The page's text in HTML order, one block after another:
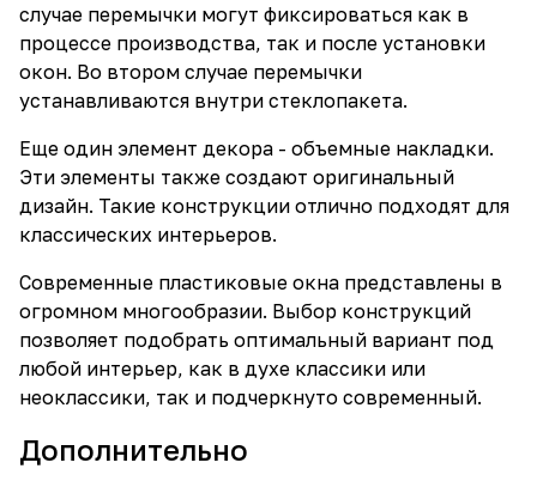
случае перемычки могут фиксироваться как в
процессе производства, так и после установки
окон. Во втором случае перемычки
устанавливаются внутри стеклопакета.
Еще один элемент декора - объемные накладки.
Эти элементы также создают оригинальный
дизайн. Такие конструкции отлично подходят для
классических интерьеров.
Современные пластиковые окна представлены в
огромном многообразии. Выбор конструкций
позволяет подобрать оптимальный вариант под
любой интерьер, как в духе классики или
неоклассики, так и подчеркнуто современный.
Дополнительно